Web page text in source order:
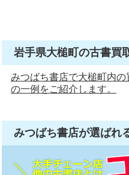
岩手県大槌町の古書買
みつばち書店で大槌町内
の一例をご紹介します。
みつばち書店が選ばれ